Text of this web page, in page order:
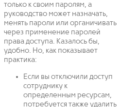
только к своим паролям, а
руководство может назначать,
менять пароли или органичивать
через применение паролей
права доступа. Казалось бы,
удобно. Но, как показывает
практика:
Если вы отключили доступ
сотруднику к
определенным ресурсам,
потребуется также удалить